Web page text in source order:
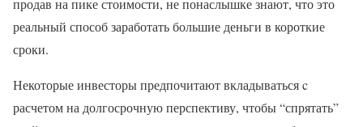
продав на пике стоимости, не понаслышке знают, что это
реальный способ заработать большие деньги в короткие
сроки.
Некоторые инвесторы предпочитают вкладываться c
расчетом на долгосрочную перспективу, чтобы “спрятать”